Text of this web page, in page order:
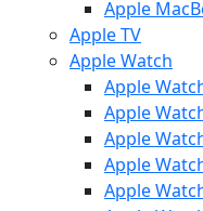
Apple
Apple TV
Apple Watch
Apple
Apple
Apple
Apple
Apple